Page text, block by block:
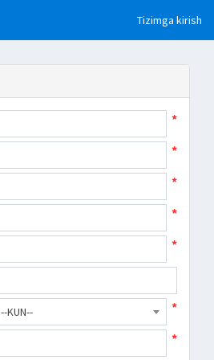
Tizimga kirish
*
*
*
*
*
--KUN-- *
*